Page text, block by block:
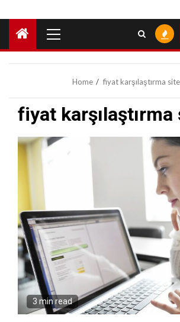
Menu
Home fiyat karşılaştırma
fiyat
3 min read